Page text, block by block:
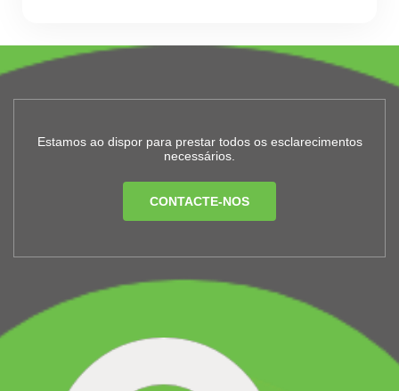
Estamos ao dispor para prestar todos os esclarecimentos
necessários.
CONTACTE-NOS